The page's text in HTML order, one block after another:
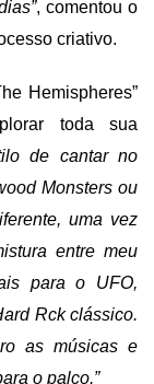
, comentou o
criativo.
Hemispheres”
toda sua
de cantar no
Monsters ou
uma vez
entre meu
para o UFO,
ard Rck clássico.
as músicas e
o palco.”